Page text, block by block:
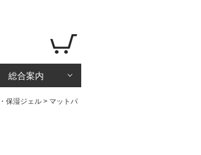
総合案内
保湿ジェル > マットパ